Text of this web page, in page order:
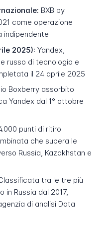
BXB by
come operazione
indipendente
2025): Yandex,
russo di tecnologia e
il 24 aprile 2025
Boxberry assorbito
Yandex dal 1° ottobre
punti di ritiro
che supera le
Russia, Kazakhstan e
tra le tre più
in Russia dal 2017,
di analisi Data